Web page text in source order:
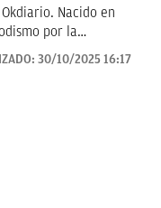
Nacido en
por la
30/10/2025 16:17